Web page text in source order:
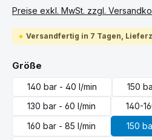
Preise exkl. MwSt. zzgl.
Versandfertig in 7 Tagen,
Größe
140 bar - 40 l/min
150
130 bar - 60 l/min
140-
160 bar - 85 l/min
150